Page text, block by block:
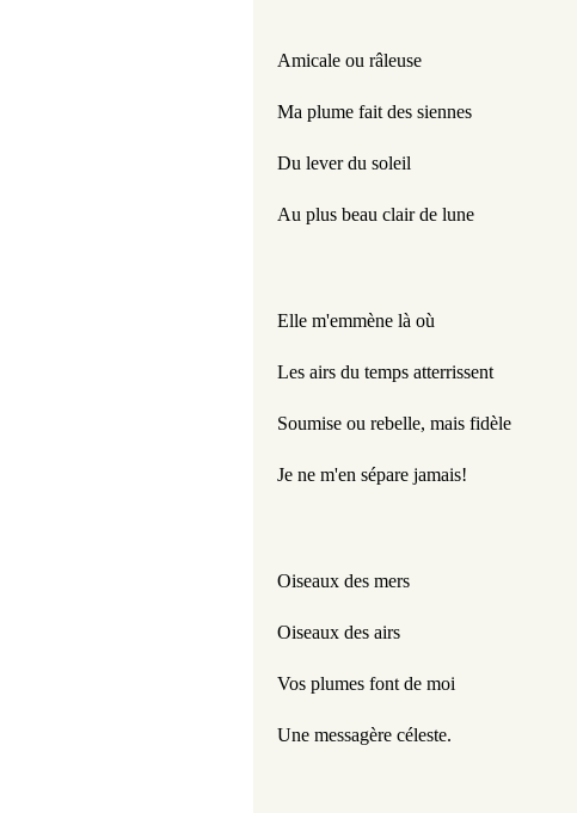
Amicale ou râleuse
Ma plume fait des siennes
Du lever du soleil
Au plus beau clair de lune
Elle m'emmène là où
Les airs du temps atterrissent
Soumise ou rebelle, mais fidèle
Je ne m'en sépare jamais!
Oiseaux des mers
Oiseaux des airs
Vos plumes font de moi
Une messagère céleste.